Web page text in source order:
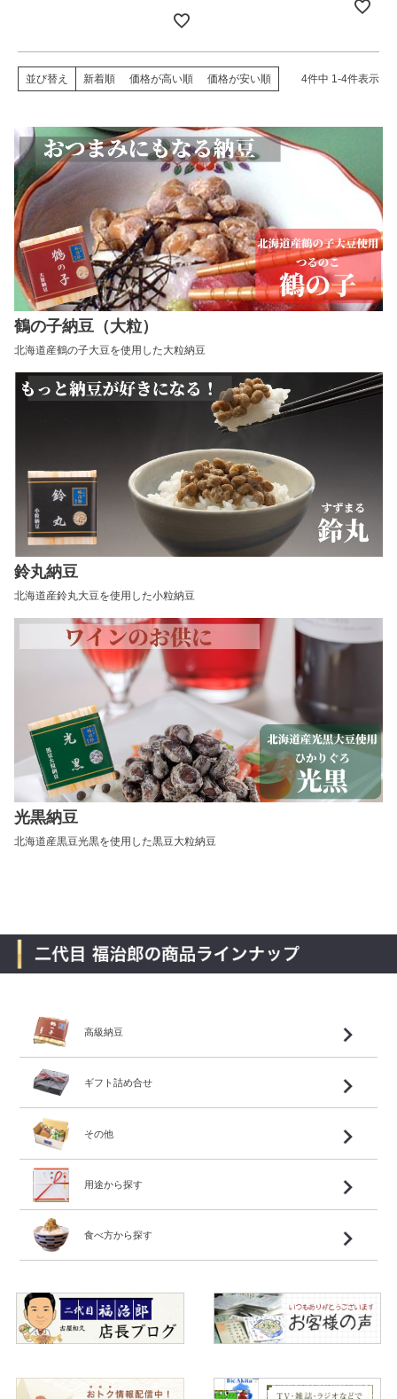
並び替え 新着順 価格が高い順 価格が安い順 4件中 1-4件表示
鶴の子納豆（大粒）
北海道産鶴の子大豆を使用した大粒納豆
鈴丸納豆
北海道産鈴丸大豆を使用した小粒納豆
光黒納豆
北海道産黒豆光黒を使用した黒豆大粒納豆
高級納豆
ギフト詰め合せ
その他
用途から探す
食べ方から探す